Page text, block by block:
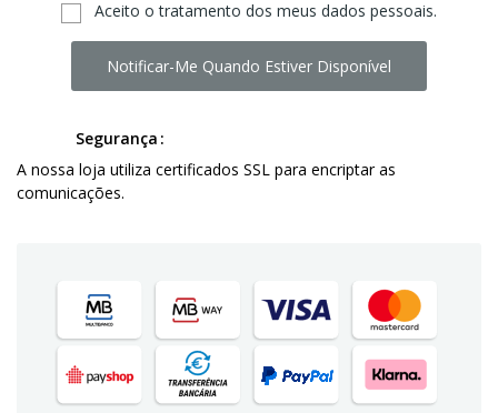
Aceito o tratamento dos meus dados pessoais.
Notificar-Me Quando Estiver Disponível
Segurança
A nossa loja utiliza certificados SSL para encriptar as
comunicações.